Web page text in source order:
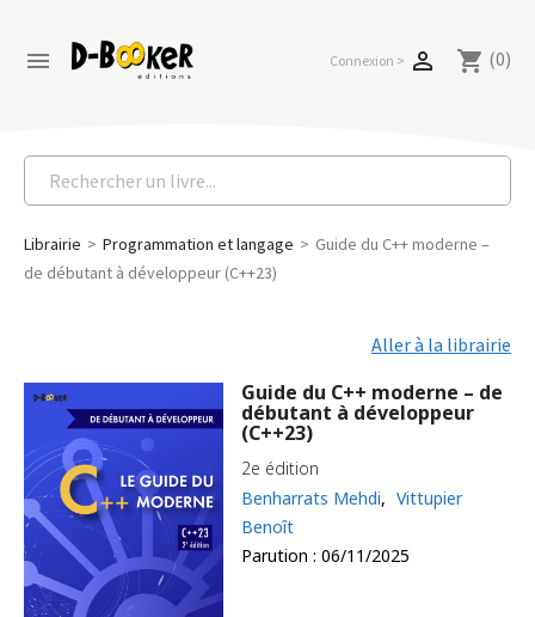
 Connexion >  shopping_cart (0)
Librairie Programmation et langage
Guide du C++ moderne –
de débutant à développeur (C++23)
Aller à la librairie
Guide du C++ moderne – de
débutant à développeur
(C++23)
2e édition
Benharrats Mehdi, Vittupier
Benoît
Parution : 06/11/2025